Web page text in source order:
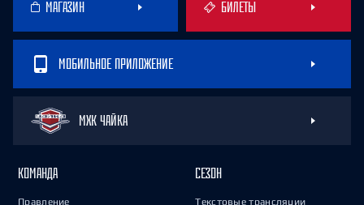
МАГАЗИН БИЛЕТЫ
МОБИЛЬНОЕ ПРИЛОЖЕНИЕ
МХК ЧАЙКА
КОМАНДА
Правление
СЕЗОН
Текстовые трансляции